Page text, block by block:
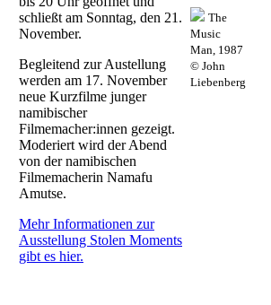
schließt am Sonntag, den 21.
November.
Begleitend zur Austellung
werden am 17. November
neue Kurzfilme junger
namibischer
Filmemacher:innen gezeigt.
Moderiert wird der Abend
von der namibischen
Filmemacherin Namafu
Amutse.
Mehr Informationen zur
Ausstellung Stolen Moments
gibt es hier.
The
Music
Man, 1987
© John
Liebenberg